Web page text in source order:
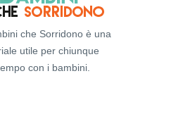
che Sorridono è una
utile per chiunque
con i bambini.